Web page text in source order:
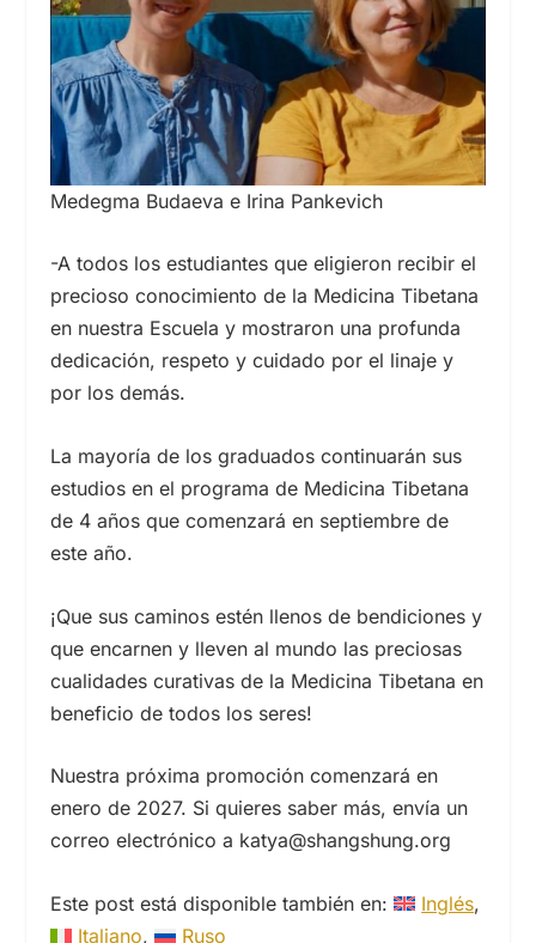
Medegma Budaeva e Irina Pankevich
-A todos los estudiantes que eligieron recibir el
precioso conocimiento de la Medicina Tibetana
en nuestra Escuela y mostraron una profunda
dedicación, respeto y cuidado por el linaje y
por los demás.
La mayoría de los graduados continuarán sus
estudios en el programa de Medicina Tibetana
de 4 años que comenzará en septiembre de
este año.
¡Que sus caminos estén llenos de bendiciones y
que encarnen y lleven al mundo las preciosas
cualidades curativas de la Medicina Tibetana en
beneficio de todos los seres!
Nuestra próxima promoción comenzará en
enero de 2027. Si quieres saber más, envía un
correo electrónico a katya@shangshung.org
Este post está disponible también en:
Inglés
Italiano
Ruso